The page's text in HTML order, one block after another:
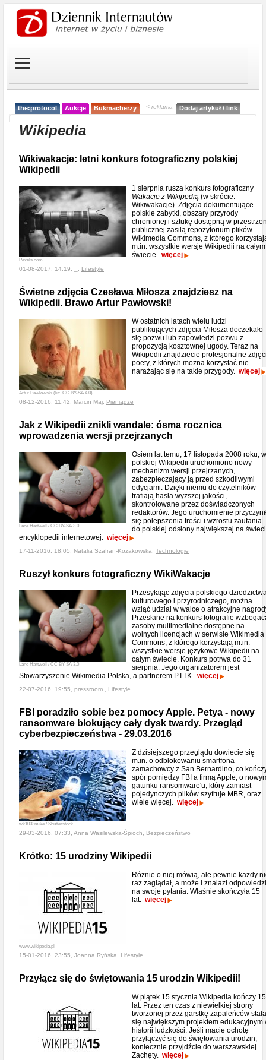
the:protocol Aukcje Bukmacherzy < reklama Dodaj artykuł / link
Wikipedia
Wikiwakacje: letni konkurs fotograficzny polskiej
Wikipedii
Pexels.com
1 sierpnia rusza konkurs fotograficzny
Wakacje z Wikipedią (w skrócie:
Wikiwakacje). Zdjęcia dokumentujące
polskie zabytki, obszary przyrody
chronionej i sztukę dostępną w
publicznej zasilą repozytorium plików
Wikimedia Commons, z którego
m.in. wszystkie wersje Wikipedii na całym
świecie. więcej
01-08-2017, 14:19, _, Lifestyle
Świetne zdjęcia Czesława Miłosza znajdziesz na
Wikipedii. Brawo Artur Pawłowski!
Artur Pawłowski (lic. CC BY-SA 4.0)
W ostatnich latach wielu ludzi
publikujących zdjęcia Miłosza doczekało
się pozwu lub zapowiedzi pozwu z
propozycją kosztownej ugody. Teraz na
Wikipedii znajdziecie profesjonalne
poety, z których można korzystać nie
narażając się na takie przygody. więcej
08-12-2016, 11:42, Marcin Maj, Pieniądze
Jak z Wikipedii znikli wandale: ósma rocznica
wprowadzenia wersji przejrzanych
Lane Hartwell / CC BY-SA 3.0
Osiem lat temu, 17 listopada 2008 roku, w
polskiej Wikipedii uruchomiono nowy
mechanizm wersji przejrzanych,
zabezpieczający ją przed szkodliwymi
edycjami. Dzięki niemu do czytelników
trafiają hasła wyższej jakości,
skontrolowane przez doświadczonych
redaktorów. Jego uruchomienie
się polepszenia treści i wzrostu zaufania
do polskiej odsłony największej na
encyklopedii internetowej. więcej
17-11-2016, 18:05, Natalia Szafran-Kozakowska, Technologie
Ruszył konkurs fotograficzny WikiWakacje
Lane Hartwell / CC BY-SA 3.0
Przesyłając zdjęcia polskiego
kulturowego i przyrodniczego, można
wziąć udział w walce o atrakcyjne
Przesłane na konkurs fotografie
zasoby multimedialne dostępne na
wolnych licencjach w serwisie Wikimedia
Commons, z którego korzystają m.in.
wszystkie wersje językowe Wikipedii na
całym świecie. Konkurs potrwa do 31
sierpnia. Jego organizatorem jest
Stowarzyszenie Wikimedia Polska, a partnerem PTTK. więcej
22-07-2016, 19:55, pressroom , Lifestyle
FBI poradziło sobie bez pomocy Apple. Petya - nowy
ransomware blokujący cały dysk twardy. Przegląd
cyberbezpieczeństwa - 29.03.2016
wk1003mike / Shutterstock
Z dzisiejszego przeglądu dowiecie się
m.in. o odblokowaniu smartfona
zamachowcy z San Bernardino, co
spór pomiędzy FBI a firmą Apple, o
gatunku ransomware'u, który zamiast
pojedynczych plików szyfruje MBR, oraz
wiele więcej. więcej
29-03-2016, 07:33, Anna Wasilewska-Śpioch, Bezpieczeństwo
Krótko: 15 urodziny Wikipedii
www.wikipedia.pl
Różnie o niej mówią, ale pewnie każdy
raz zaglądał, a może i znalazł odpowiedzi
na swoje pytania. Właśnie skończyła 15
lat. więcej
15-01-2016, 23:55, Joanna Ryńska, Lifestyle
Przyłącz się do świętowania 15 urodzin Wikipedii!
W piątek 15 stycznia Wikipedia kończy 15
lat. Przez ten czas z niewielkiej strony
tworzonej przez garstkę zapaleńców stała
się największym projektem edukacyjnym
historii ludzkości. Jeśli macie ochotę
przyłączyć się do świętowania urodzin,
koniecznie przyjdźcie do warszawskiej
Zachęty. więcej